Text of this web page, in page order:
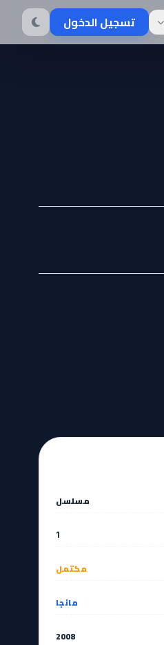
تسجيل الدخول
مسلسل
1
مكتمل
مانجا
2008